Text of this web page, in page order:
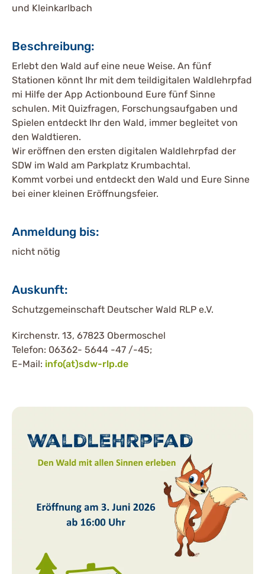
und Kleinkarlbach
Beschreibung:
Erlebt den Wald auf eine neue Weise. An fünf
Stationen könnt Ihr mit dem teildigitalen Waldlehrpfad
mi Hilfe der App Actionbound Eure fünf Sinne
schulen. Mit Quizfragen, Forschungsaufgaben und
Spielen entdeckt Ihr den Wald, immer begleitet von
den Waldtieren.
Wir eröffnen den ersten digitalen Waldlehrpfad der
SDW im Wald am Parkplatz Krumbachtal.
Kommt vorbei und entdeckt den Wald und Eure Sinne
bei einer kleinen Eröffnungsfeier.
Anmeldung bis:
nicht nötig
Auskunft:
Schutzgemeinschaft Deutscher Wald RLP e.V.
Kirchenstr. 13, 67823 Obermoschel
Telefon: 06362- 5644 -47 /-45;
E-Mail: info(at)sdw-rlp.de